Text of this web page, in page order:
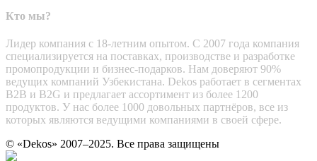
Кто мы?
Лидер компания с 18-летним опытом. С 2007 года компания
специализируется на поставках, производстве и разработке
промопродукции и бизнес-подарков. Нам доверяют 90%
ведущих компаний Узбекистана. Dekos работает в сегментах
B2B и B2G и предлагает ассортимент из более 1200
продуктов. У нас более 1000 довольных партнёров, все из
которых являются ведущими компаниями в своей сфере.
© «Dekos» 2007–2025. Все права защищены